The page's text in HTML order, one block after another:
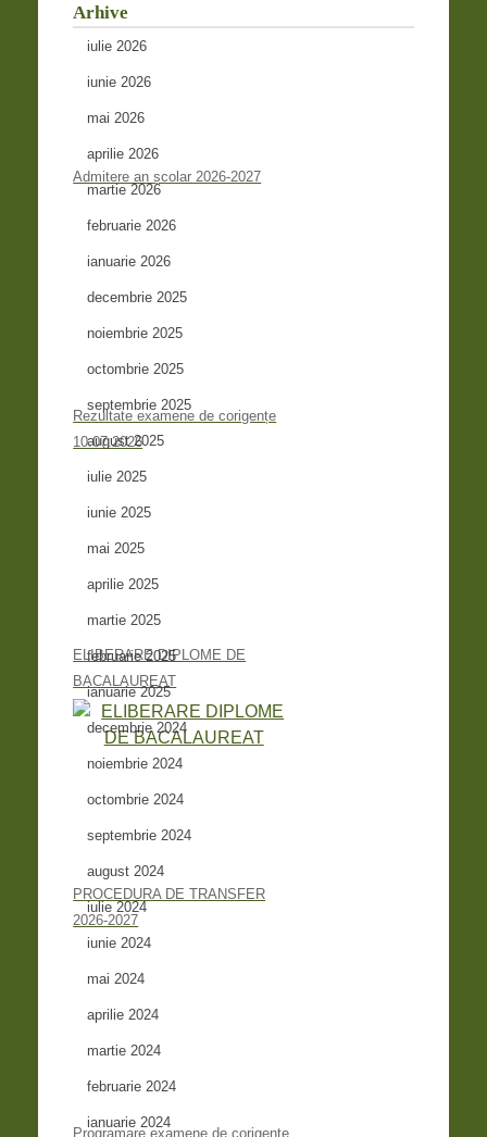
Admitere an școlar 2026-2027
Rezultate examene de corigențe
10.07.2026
ELIBERARE DIPLOME DE
BACALAUREAT
PROCEDURA DE TRANSFER
2026-2027
Programare examene de corigențe
Arhive
iulie 2026
iunie 2026
mai 2026
aprilie 2026
martie 2026
februarie 2026
ianuarie 2026
decembrie 2025
noiembrie 2025
octombrie 2025
septembrie 2025
august 2025
iulie 2025
iunie 2025
mai 2025
aprilie 2025
martie 2025
februarie 2025
ianuarie 2025
decembrie 2024
noiembrie 2024
octombrie 2024
septembrie 2024
august 2024
iulie 2024
iunie 2024
mai 2024
aprilie 2024
martie 2024
februarie 2024
ianuarie 2024